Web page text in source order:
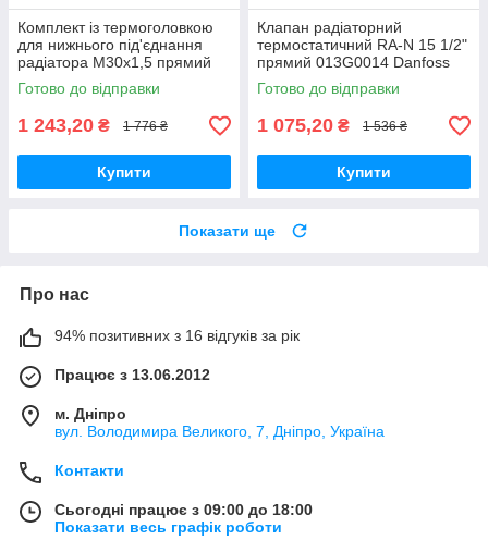
Комплект із термоголовкою
для нижнього під'єднання
радіатора М30х1,5 прямий
013G5275 Danfoss
Готово до відправки
1 243,20 ₴ 1 776 ₴
Купити
Клапан радіаторний
термостатичний RA-N 15 1/2"
прямий 013G0014 Danfoss
Готово до відправки
1 075,20 ₴ 1 536 ₴
Купити
Показати ще
Про нас
94% позитивних з 16 відгуків за рік
Працює з 13.06.2012
м. Дніпро
вул. Володимира Великого, 7, Дніпро, Україна
Контакти
Сьогодні працює з 09:00 до 18:00
Показати весь графік роботи